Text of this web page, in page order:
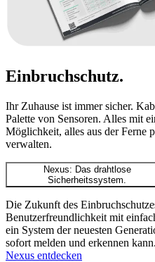
Einbruchschutz.
Ihr Zuhause ist immer sicher.
Palette von Sensoren. Alles mit
Möglichkeit, alles aus der Ferne
verwalten.
Nexus: Das drahtlose
Sicherheitssystem.
Die Zukunft des
Benutzerfreundlichkeit mit
ein System der neuesten
sofort melden und erkennen kann.
Nexus entdecken